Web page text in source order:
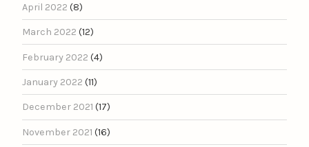
April 2022 (8)
March 2022 (12)
February 2022 (4)
January 2022 (11)
December 2021 (17)
November 2021 (16)